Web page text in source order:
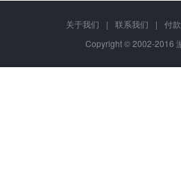
关于我们 | 联系我们 |
付
Copyright © 2002-2016